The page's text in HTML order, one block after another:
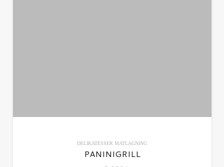
DELIKATESSER MATLAGNING
PANINIGRILL